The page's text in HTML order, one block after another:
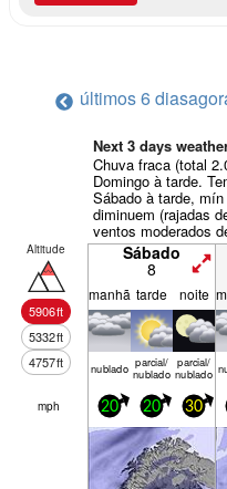
últimos 6 dias
Next 3 days
Chuva fraca (total
Domingo à tarde.
Sábado à tarde,
diminuem (rajadas
ventos moderados
Altitude
5906ft
5332ft
4757ft
Sábado
8
manhã tarde noite
nubl­ado parcial/
nublado
parcial/
nublado
mph 20 20 30